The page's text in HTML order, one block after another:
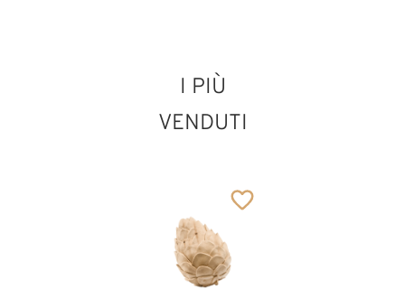
Sant'Erhard
Aggiunto al carrello
I PIÙ
VENDUTI